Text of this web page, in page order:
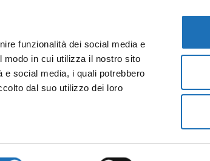
funzionalità dei social media e
modo in cui utilizza il nostro sito
social media, i quali potrebbero
dal suo utilizzo dei loro